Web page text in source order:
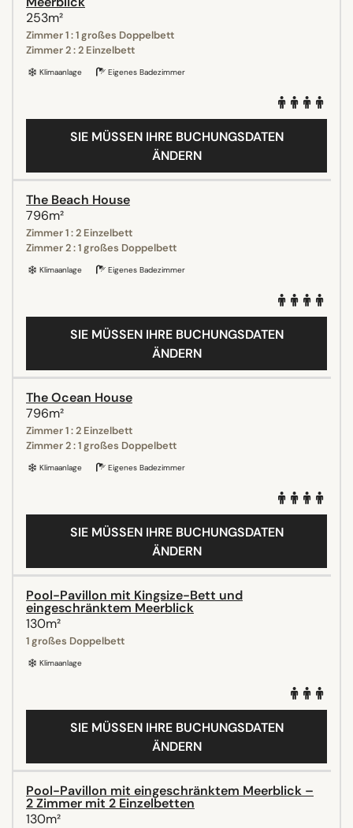
253m²
Zimmer 1 : 1 großes Doppelbett
Zimmer 2 : 2 Einzelbett
Klimaanlage Eigenes Badezimmer
SIE MÜSSEN IHRE BUCHUNGSDATEN
ÄNDERN
The Beach House
796m²
Zimmer 1 : 2 Einzelbett
Zimmer 2 : 1 großes Doppelbett
Klimaanlage Eigenes Badezimmer
SIE MÜSSEN IHRE BUCHUNGSDATEN
ÄNDERN
The Ocean House
796m²
Zimmer 1 : 2 Einzelbett
Zimmer 2 : 1 großes Doppelbett
Klimaanlage Eigenes Badezimmer
SIE MÜSSEN IHRE BUCHUNGSDATEN
ÄNDERN
Pool-Pavillon mit Kingsize-Bett und
eingeschränktem Meerblick
130m²
1 großes Doppelbett
Klimaanlage
SIE MÜSSEN IHRE BUCHUNGSDATEN
ÄNDERN
Pool-Pavillon mit eingeschränktem Meerblick –
2 Zimmer mit 2 Einzelbetten
130m²